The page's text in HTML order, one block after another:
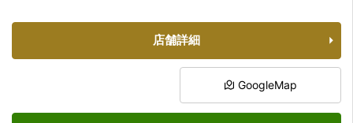
店舗詳細
GoogleMap